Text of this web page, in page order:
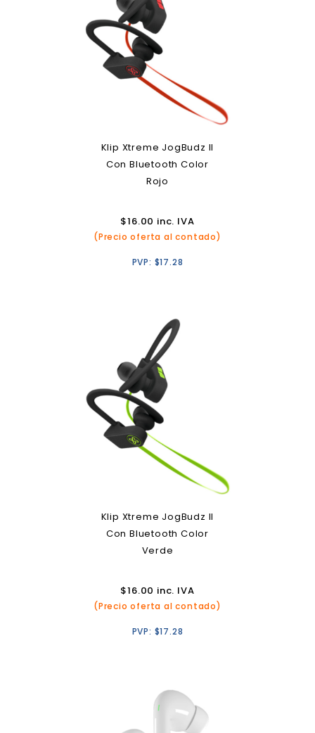
Klip Xtreme JogBudz II
Con Bluetooth Color
Rojo
$16.00 inc. IVA
(Precio oferta al contado)
PVP: $17.28
Klip Xtreme JogBudz II
Con Bluetooth Color
Verde
$16.00 inc. IVA
(Precio oferta al contado)
PVP: $17.28